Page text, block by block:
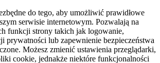
do tego, aby umożliwić prawidłowe
serwisie internetowym. Pozwalają na
funkcji strony takich jak logowanie,
prywatności lub zapewnienie bezpieczeństwa
Możesz zmienić ustawienia przeglądarki,
cookie, jednakże niektóre funkcjonalności